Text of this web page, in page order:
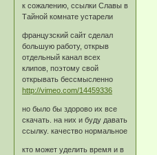
к сожалению, ссылки Славы в
Тайной комнате устарели
французский сайт сделал
большую работу, открыв
отдельный канал всех
клипов, поэтому свой
открывать бессмысленно
http://vimeo.com/14459336
но было бы здорово их все
скачать. на них и буду давать
ссылку. качество нормальное
кто может уделить время и в